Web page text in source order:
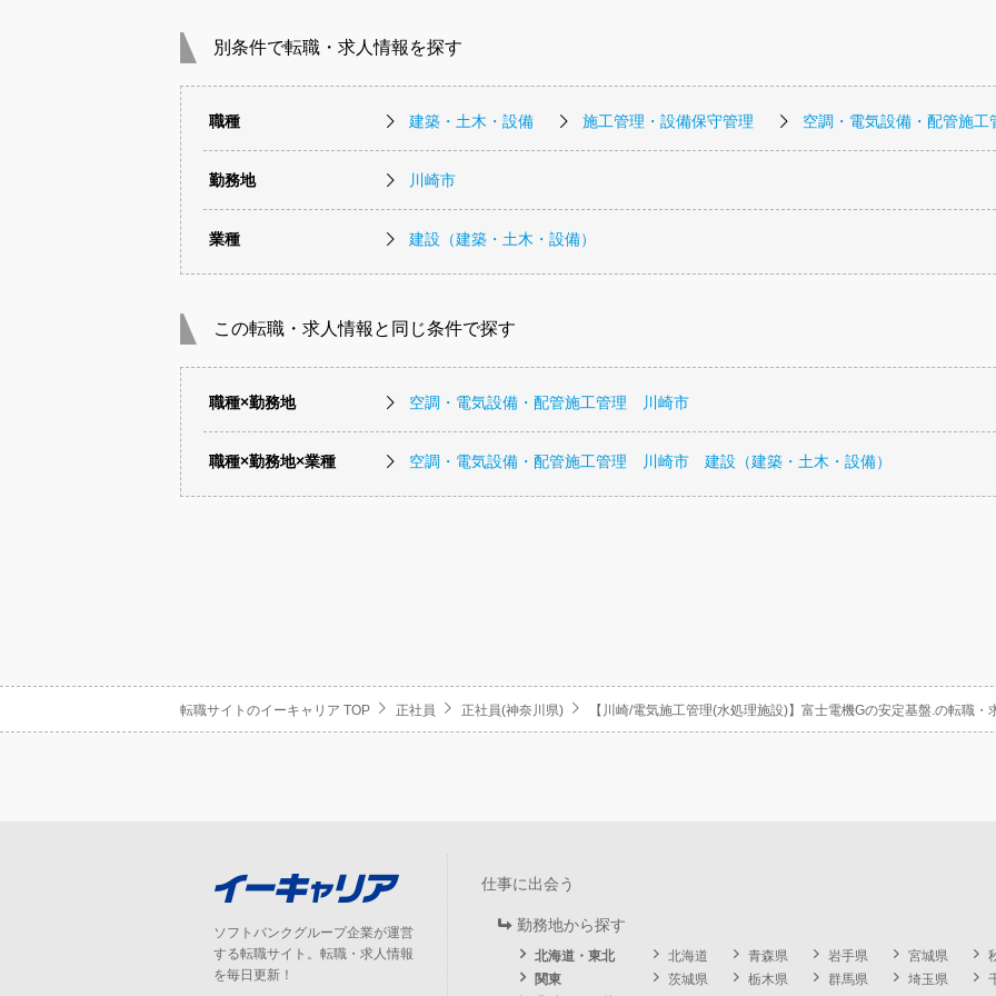
別条件で転職・求人情報を探す
職種 建築・土木・設備 施工管理・設備保守管理 空調・電気設備・配管施工
勤務地 川崎市
業種 建設（建築・土木・設備）
この転職・求人情報と同じ条件で探す
職種×勤務地 空調・電気設備・配管施工管理 川崎市
職種×勤務地×業種 空調・電気設備・配管施工管理 川崎市 建設（建築・土木・設備）
転職サイトのイーキャリア TOP 正社員 正社員(神奈川県) 【川崎/電気施工管理(水処理施設)】富士電機Gの安定基盤.の転職・
ソフトバンクグループ企業が運営
する転職サイト。転職・求人情報
を毎日更新！
仕事に出会う
勤務地から探す
北海道・東北 北海道 青森県 岩手県 宮城県
関東
茨城県 栃木県 群馬県 埼玉県